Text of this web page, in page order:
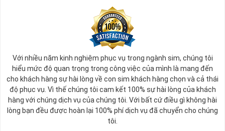
Ý nghĩa sim tứ quý 2
Theo quan niệm phong thủy
Số 2 tượng trưng cho sự cân bằng, hài hòa của âm dương và đất
trời. Sự cân bằng này giúp cho mọi việc đều thuận lợi và mang lại
nhiều may mắn trong cuộc sống và kinh doanh.
Số 2 còn biểu trưng cho lòng tốt, sự ổn định và tính hai mặt của
mọi vấn đề. Số 2 giúp cho họ có được sự lựa chọn, để đưa ra
những hướng giải quyết đúng đắn nhắt.
Với nhiều năm kinh nghiệm phục vụ trong ngành sim, chúng tôi
hiểu mức độ quan trọng trong công việc của mình là mang đến
cho khách hàng sự hài lòng về con sim khách hàng chọn và cả thái
độ phục vụ. Vì thế chúng tôi cam kết 100% sự hài lòng của khách
hàng với chúng dịch vụ của chúng tôi. Với bất cứ điều gì không hài
lòng bạn đều được hoàn lại 100% phí dịch vụ đã chuyển cho chúng
tôi.